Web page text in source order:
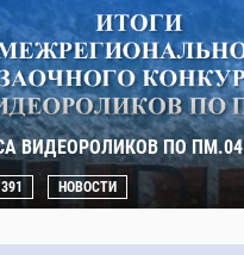
ВИДЕОРОЛИКОВ ПО ПМ.04
НОВОСТИ